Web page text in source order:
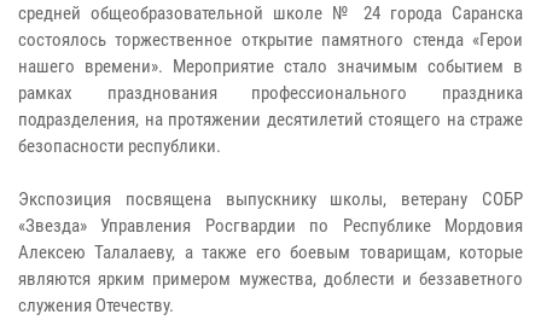
средней общеобразовательной школе № 24 города Саранска
состоялось торжественное открытие памятного стенда «Герои
нашего времени». Мероприятие стало значимым событием в
рамках празднования профессионального праздника
подразделения, на протяжении десятилетий стоящего на страже
безопасности республики.
Экспозиция посвящена выпускнику школы, ветерану СОБР
«Звезда» Управления Росгвардии по Республике Мордовия
Алексею Талалаеву, а также его боевым товарищам, которые
являются ярким примером мужества, доблести и беззаветного
служения Отечеству.